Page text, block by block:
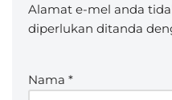
Alamat e-mel anda
diperlukan ditanda
Nama *